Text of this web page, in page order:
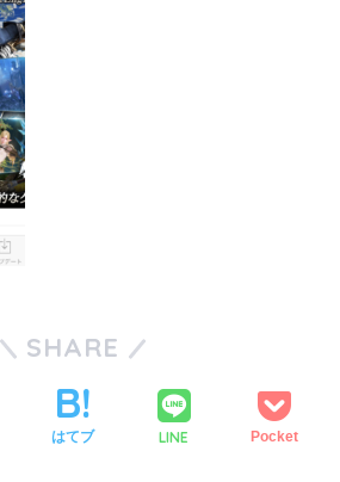
SHARE
はてブ LINE Pocket